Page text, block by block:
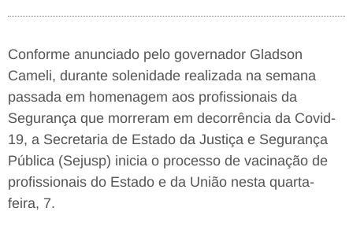
Conforme anunciado pelo governador Gladson
Cameli, durante solenidade realizada na semana
passada em homenagem aos profissionais da
Segurança que morreram em decorrência da Covid-
19, a Secretaria de Estado da Justiça e Segurança
Pública (Sejusp) inicia o processo de vacinação de
profissionais do Estado e da União nesta quarta-
feira, 7.